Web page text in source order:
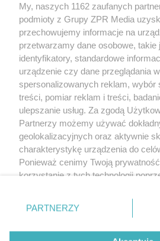
Żaden utwór zamieszczony w serwisie nie
rozpowszechniany lub dalej
tym także elektroniczny lub mechaniczny) na
eksploatacji w jakiejkolwiek formie, włącznie
bez pisemnej zgody właściciela praw.
wykorzystanie utworów w całości lub w
bez właściwej zgody, jest zabronione pod
prawnie.
O nas
My, naszych 1162 zaufanych
podmioty z Grupy ZPR Media
przechowujemy informacje na
przetwarzamy dane osobowe, takie
identyfikatory, standardowe
urządzenie czy dane przeglądania
spersonalizowanych reklam, wybór
treści, pomiar reklam i treści,
ulepszanie usług. Za zgodą
Partnerzy możemy używać
geolokalizacyjnych oraz aktywnie
charakterystykę urządzenia do
Ponieważ cenimy Twoją
korzystanie z tych technologii
zmienić/wycofać klikając przycisk
znajdujący się w lewym dolnym
rodzaje przetwarzania danych nie
PARTNERZY